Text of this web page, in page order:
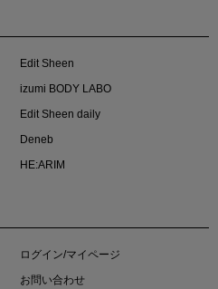
Edit Sheen
izumi BODY LABO
Edit Sheen daily
Deneb
HE:ARIM
ログイン/マイページ
お問い合わせ